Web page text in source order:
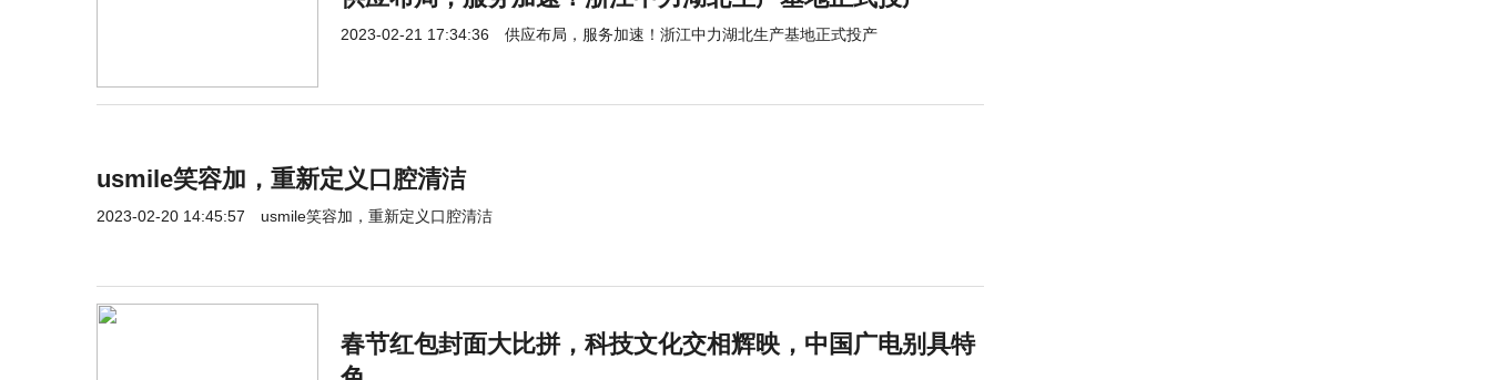
2023-02-21 17:34:36 供应布局，服务加速！浙江中力湖北生产基地正式投产
usmile笑容加，重新定义口腔清洁
2023-02-20 14:45:57 usmile笑容加，重新定义口腔清洁
春节红包封面大比拼，科技文化交相辉映，中国广电别具特